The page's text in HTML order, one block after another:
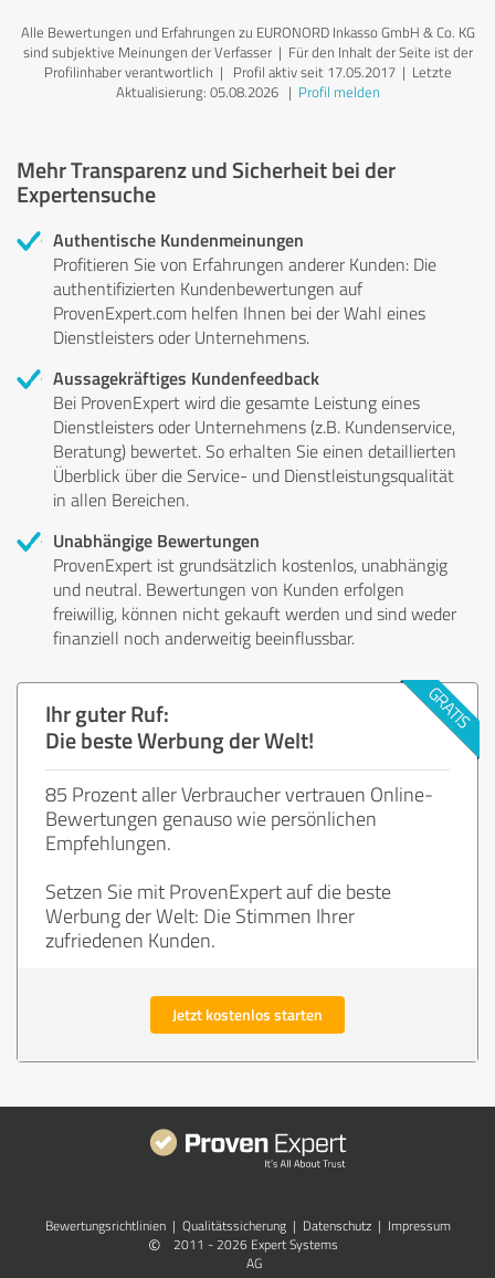
Alle Bewertungen und Erfahrungen zu EURONORD Inkasso GmbH & Co. KG
sind subjektive Meinungen der Verfasser | Für den Inhalt der Seite ist der
Profilinhaber verantwortlich | Profil aktiv seit 17.05.2017 | Letzte
Aktualisierung: 05.08.2026| Profil melden
Mehr Transparenz und Sicherheit bei der
Expertensuche
Authentische Kundenmeinungen
Profitieren Sie von Erfahrungen anderer Kunden: Die
authentifizierten Kundenbewertungen auf
ProvenExpert.com helfen Ihnen bei der Wahl eines
Dienstleisters oder Unternehmens.
Aussagekräftiges Kundenfeedback
Bei ProvenExpert wird die gesamte Leistung eines
Dienstleisters oder Unternehmens (z.B. Kundenservice,
Beratung) bewertet. So erhalten Sie einen detaillierten
Überblick über die Service- und Dienstleistungsqualität
in allen Bereichen.
Unabhängige Bewertungen
ProvenExpert ist grundsätzlich kostenlos, unabhängig
und neutral. Bewertungen von Kunden erfolgen
freiwillig, können nicht gekauft werden und sind weder
finanziell noch anderweitig beeinflussbar.
Ihr guter Ruf:
Die beste Werbung der Welt!
85 Prozent aller Verbraucher vertrauen Online-
Bewertungen genauso wie persönlichen
Empfehlungen.
Setzen Sie mit ProvenExpert auf die beste
Werbung der Welt: Die Stimmen Ihrer
zufriedenen Kunden.
Jetzt kostenlos starten
Bewertungs­richtlinien | Qualitätssicherung | Datenschutz | Impressum
©
2011 - 2026 Expert Systems
AG